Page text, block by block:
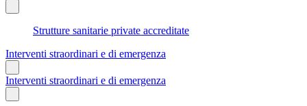
Strutture sanitarie private accreditate
Interventi straordinari e di emergenza
Interventi straordinari e di emergenza